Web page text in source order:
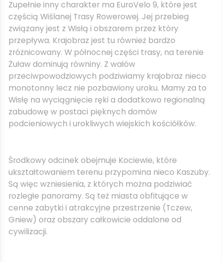
Zupełnie inny charakter ma EuroVelo 9, które jest
częścią Wiślanej Trasy Rowerowej. Jej przebieg
związany jest z Wisłą i obszarem przez który
przepływa. Krajobraz jest tu również bardzo
zróżnicowany. W północnej części trasy, na terenie
Żuław dominują równiny. Z wałów
przeciwpowodziowych podziwiamy krajobraz nieco
monotonny lecz nie pozbawiony uroku. Mamy za to
Wisłę na wyciągnięcie ręki a dodatkowo regionalną
zabudowę w postaci pięknych domów
podcieniowych i urokliwych wiejskich kościółków.
Środkowy odcinek obejmuje Kociewie, które
ukształtowaniem terenu przypomina nieco Kaszuby.
Są więc wzniesienia, z których można podziwiać
rozległe panoramy. Są też miasta obfitujące w
cenne zabytki i atrakcyjne przestrzenie (Tczew,
Gniew) oraz obszary całkowicie oddalone od
cywilizacji.